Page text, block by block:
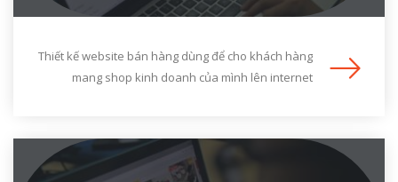
Thiết kế website bán hàng dùng để cho khách hàng
mang shop kinh doanh của mình lên internet